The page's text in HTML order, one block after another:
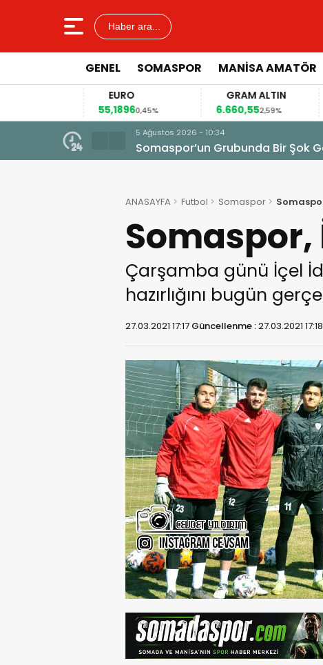
Haber ara...
GENEL SOMASPOR MANISA AMATÖR
55,18960,45%
GRAM ALTIN
6.660,552,59%
5 Ağustos 2026 - 10:34
Somaspor’un Grubunda Bir Şok
ANASAYFA Futbol Somaspor
Somaspor,
Çarşamba günü İçel
hazırlığını bugün
27.03.2021 17:17 Güncellenme :27.03.2021 17:18